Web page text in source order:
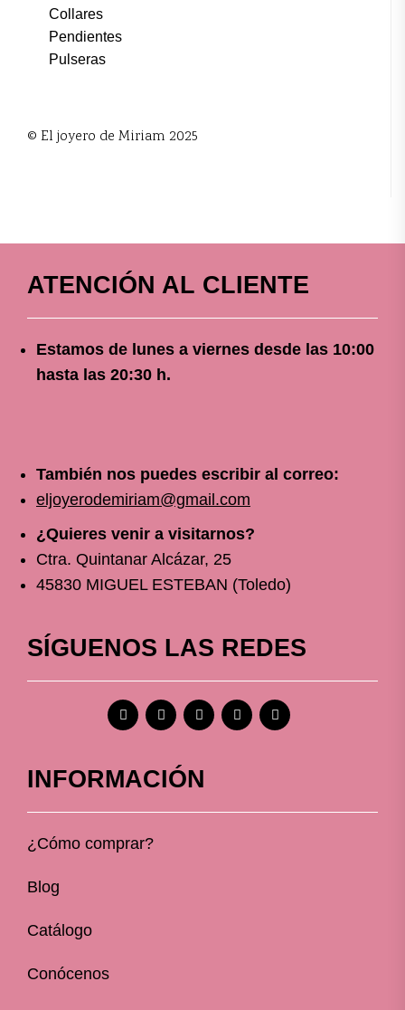
Collares
Pendientes
Pulseras
© El joyero de Miriam 2025
ATENCIÓN AL CLIENTE
Estamos de lunes a viernes desde las 10:00
hasta las 20:30 h.
También nos puedes escribir al correo:
eljoyerodemiriam@gmail.com
¿Quieres venir a visitarnos?
Ctra. Quintanar Alcázar, 25
45830 MIGUEL ESTEBAN (Toledo)
SÍGUENOS LAS REDES
INFORMACIÓN
¿Cómo comprar?
Blog
Catálogo
Conócenos